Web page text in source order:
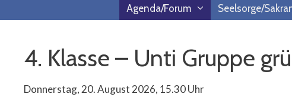
Agenda/Forum Seelsorge/
4. Klasse – Unti Gruppe
Donnerstag, 20. August 2026, 15.30 Uhr